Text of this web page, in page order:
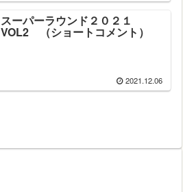
スーパーラウンド２０２１
VOL2 （ショートコメント）
2021.12.06